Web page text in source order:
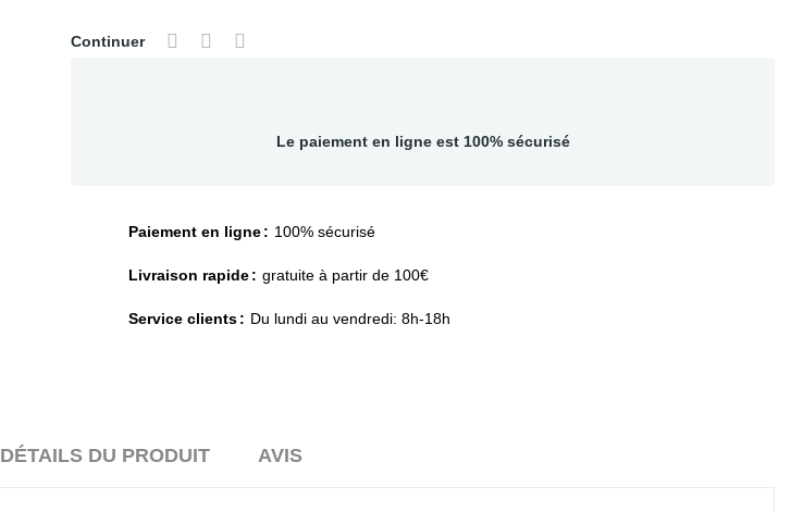
Continuer
Le paiement en ligne est 100% sécurisé
Paiement en ligne 100% sécurisé
Livraison rapide gratuite à partir de 100€
Service clients Du lundi au vendredi: 8h-18h
DÉTAILS DU PRODUIT AVIS